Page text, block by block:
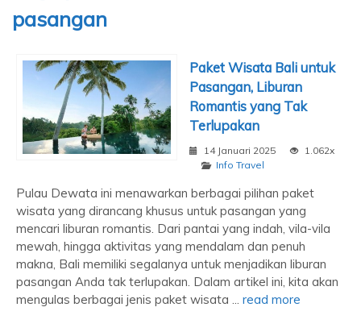
pasangan
Paket Wisata Bali untuk
Pasangan, Liburan
Romantis yang Tak
Terlupakan
14 Januari 2025
1.062x
Info Travel
Pulau Dewata ini menawarkan berbagai pilihan paket
wisata yang dirancang khusus untuk pasangan yang
mencari liburan romantis. Dari pantai yang indah, vila-vila
mewah, hingga aktivitas yang mendalam dan penuh
makna, Bali memiliki segalanya untuk menjadikan liburan
pasangan Anda tak terlupakan. Dalam artikel ini, kita akan
mengulas berbagai jenis paket wisata ... read more